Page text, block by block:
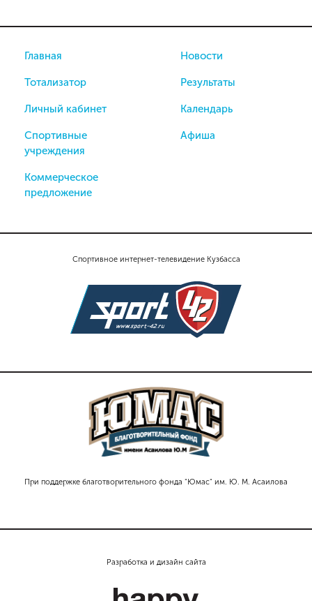
Спортивное интернет-телевидение Кузбасса
При поддержке благотворительного фонда "Юмас" им. Ю. М. Асаилова
Главная
Тотализатор
Личный кабинет
Спортивные
учреждения
Коммерческое
предложение
Новости
Результаты
Календарь
Афиша
Разработка и дизайн сайта